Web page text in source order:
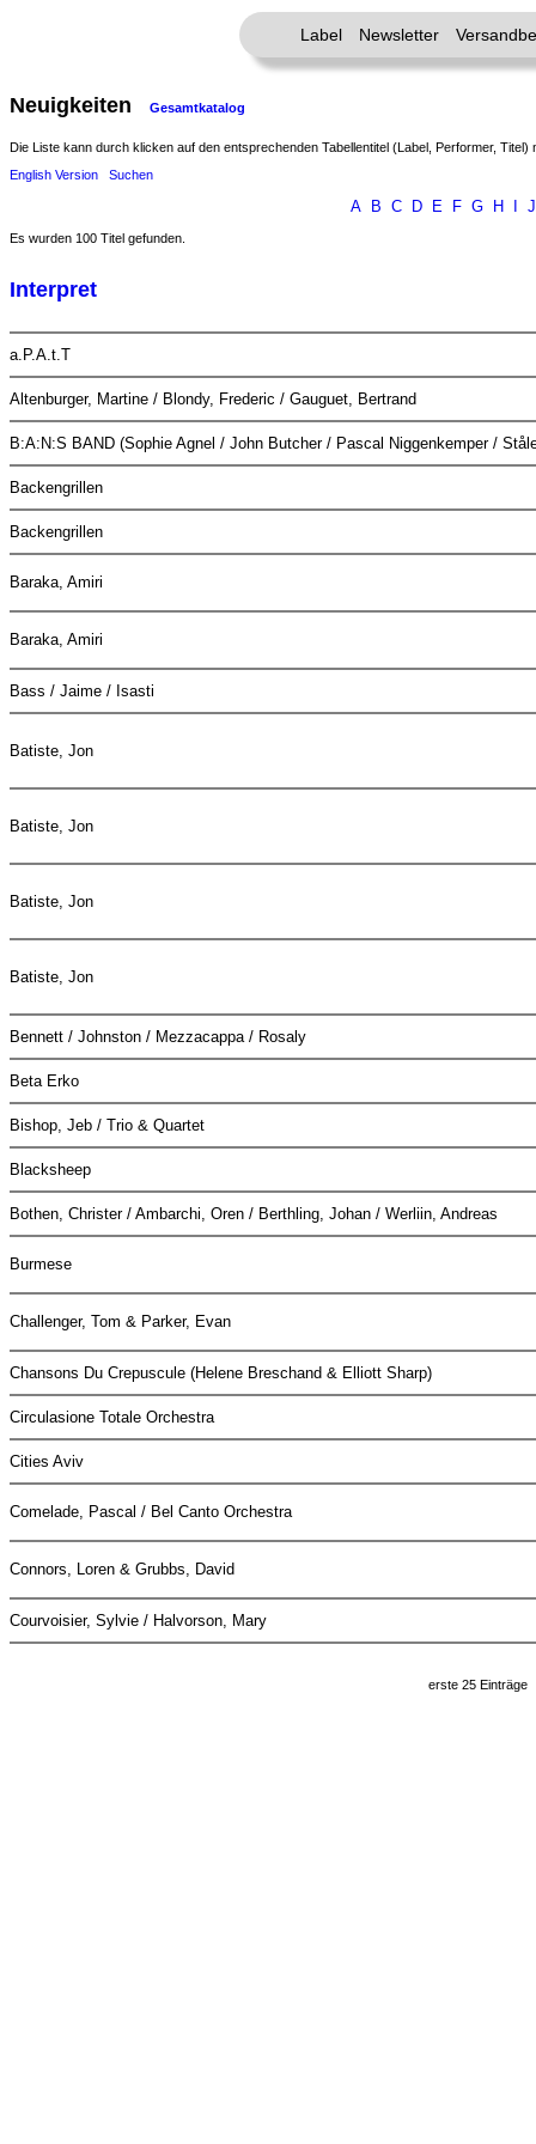
Label Newsletter
Neuigkeiten Gesamtkatalog
Die Liste kann durch klicken auf den entsprechenden Tabellentitel (Label, Performer,
English Version
Suchen
A B C D E F G H J
Es wurden 100 Titel gefunden.
Interpret
a.P.A.t.T
Altenburger, Martine / Blondy, Frederic / Gauguet, Bertrand
B:A:N:S BAND (Sophie Agnel / John Butcher / Pascal Niggenkemper /
Backengrillen
Backengrillen
Baraka, Amiri
Baraka, Amiri
Bass / Jaime / Isasti
Batiste, Jon
Batiste, Jon
Batiste, Jon
Batiste, Jon
Bennett / Johnston / Mezzacappa / Rosaly
Beta Erko
Bishop, Jeb / Trio & Quartet
Blacksheep
Bothen, Christer / Ambarchi, Oren / Berthling, Johan / Werliin, Andreas
Burmese
Challenger, Tom & Parker, Evan
Chansons Du Crepuscule (Helene Breschand & Elliott Sharp)
Circulasione Totale Orchestra
Cities Aviv
Comelade, Pascal / Bel Canto Orchestra
Connors, Loren & Grubbs, David
Courvoisier, Sylvie / Halvorson, Mary
erste 25 Einträge